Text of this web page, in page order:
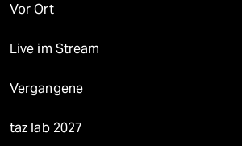
Vor Ort
Live im Stream
Vergangene
taz lab 2027